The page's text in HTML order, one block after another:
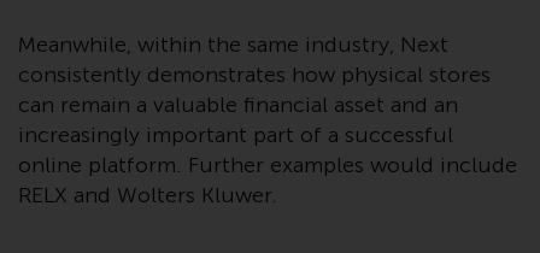
Datenschutz und Privatsphäre
Soweit Informationen, die Sie
bereitstellen oder die wir von
dieser Website erhalten,
Meanwhile, within the same industry, Next
consistently demonstrates how physical stores
can remain a valuable financial asset and an
increasingly important part of a successful
online platform. Further examples would include
RELX and Wolters Kluwer.